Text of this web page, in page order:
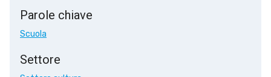
Parole chiave
Scuola
Settore